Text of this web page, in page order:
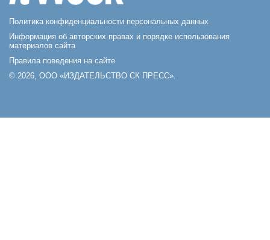
Политика конфиденциальности персональных данных
Информация об авторских правах и порядке использования
материалов сайта
Правила поведения на сайте
© 2026, ООО «ИЗДАТЕЛЬСТВО СК ПРЕСС».